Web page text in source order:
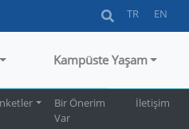
TR EN
Kampüste Yaşam
Bir Önerim
Var
İletişim